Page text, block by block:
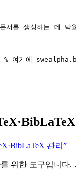
서를 생성하는 데 탁
% 여기에
관리”
위한 도구입니다.